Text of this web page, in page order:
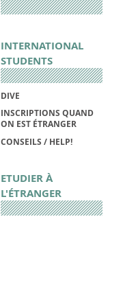
INTERNATIONAL
STUDENTS
DIVE
INSCRIPTIONS QUAND
ON EST ÉTRANGER
CONSEILS / HELP!
ETUDIER À
L'ÉTRANGER